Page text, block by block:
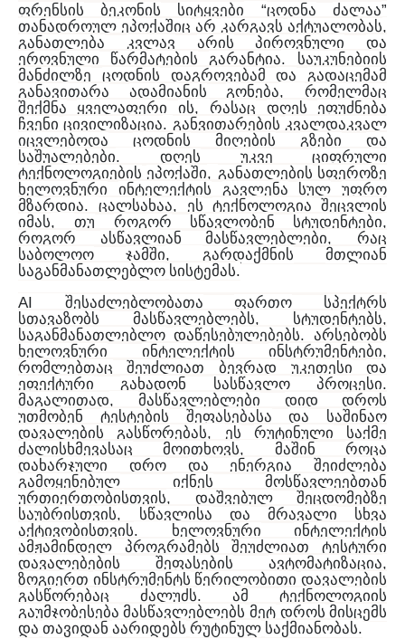
ფრენსის ბეკონის სიტყვები “ცოდნა ძალაა”
თანადროულ ეპოქაშიც არ კარგავს აქტუალობას,
განათლება კვლავ არის პიროვნული
და
ეროვნული
წარმატების გარანტია. საუკუნებიის
მანძილზე
ცოდნის დაგროვებამ და
გადაცემამ
განავითარა
ადამიანის გონება,რომელმაც
შექმნა
ყველაფერი ის,რასაც დღეს
ეფუძნება
ჩვენი ცივილიზაცია.განვითარების კვალდაკვალ
იცვლებოდა
ცოდნის მიღების გზები
და
საშუალებები.დღეს უკვე
ციფრული
ტექნოლოგიების ეპოქაში, განათლების სფეროზე
ხელოვნური
ინტელექტის გავლენა სულ
უფრო
მზარდია. ცალსახაა, ეს ტექნოლოგია შეცვლის
იმას,თუ როგორ სწავლობენ სტუდენტები,
როგორ ასწავლიან მასწავლებლები,რაც
საბოლოო
ჯამში,გარდაქმნის
მთლიან
საგანმანათლებლო სისტემას.
AI შესაძლებლობათა ფართო
სპექტრს
სთავაზობს
მასწავლებლებს, სტუდენტებს,
საგანმანათლებლო დაწესებულებებს.არსებობს
ხელოვნური
ინტელექტის ინსტრუმენტები,
რომლებთაც შეუძლიათ ბევრად უკეთესი
და
ეფექტური
გახადონ სასწავლო პროცესი.
მაგალითად,მასწავლებლები დიდ
დროს
უთმობენ
ტესტების შეფასებასა და
საშინაო
დავალების
გასწორებას, ეს რუტინული
საქმე
ძალისხმევასაც
მოითხოვს,მაშინ
როცა
დახარჯული
დრო და ენერგია
შეიძლება
გამოყენებულ
იქნეს
მოსწავლეებთან
ურთიერთობისთვის, დაშვებულ
შეცდომებზე
საუბრისთვის, სწავლისა და მრავალი
სხვა
აქტივობისთვის. ხელოვნური
ინტელექტის
ამჟამინდელ
პროგრამებს შეუძლიათ
ტესტური
დავალებების
შეფასების ავტომატიზაცია,
ზოგიერთ ინსტრუმენტს წერილობითი დავალების
გასწორებაც
ძალუძს.ამ
ტექნოლოგიის
გაუმჯობესება მასწავლებლებს მეტ დროს მისცემს
და თავიდან აარიდებს რუტინულ საქმიანობას.